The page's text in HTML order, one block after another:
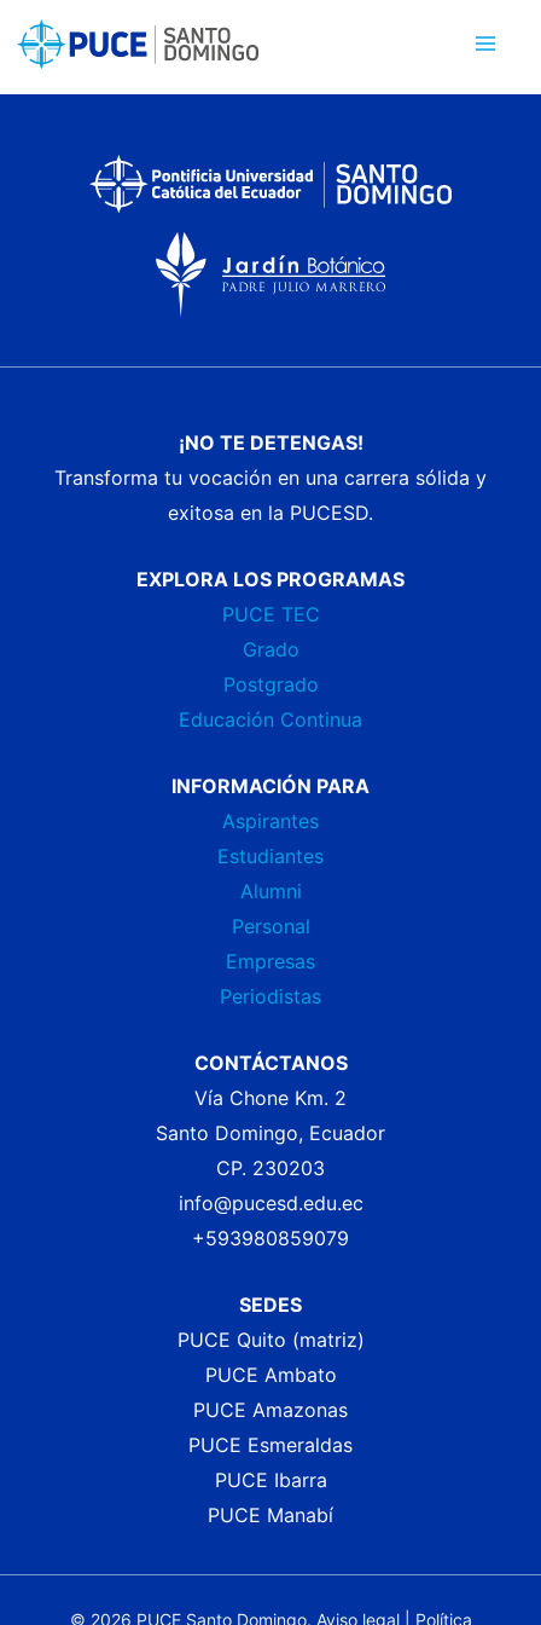
¡NO TE DETENGAS!
Transforma tu vocación en una carrera sólida y
exitosa en la PUCESD.
EXPLORA LOS PROGRAMAS
PUCE TEC
Grado
Postgrado
Educación Continua
INFORMACIÓN PARA
Aspirantes
Estudiantes
Alumni
Personal
Empresas
Periodistas
CONTÁCTANOS
Vía Chone Km. 2
Santo Domingo, Ecuador
CP. 230203
info@pucesd.edu.ec
+593980859079
SEDES
PUCE Quito (matriz)
PUCE Ambato
PUCE Amazonas
PUCE Esmeraldas
PUCE Ibarra
PUCE Manabí
© 2026 PUCE Santo Domingo. Aviso legal| Política